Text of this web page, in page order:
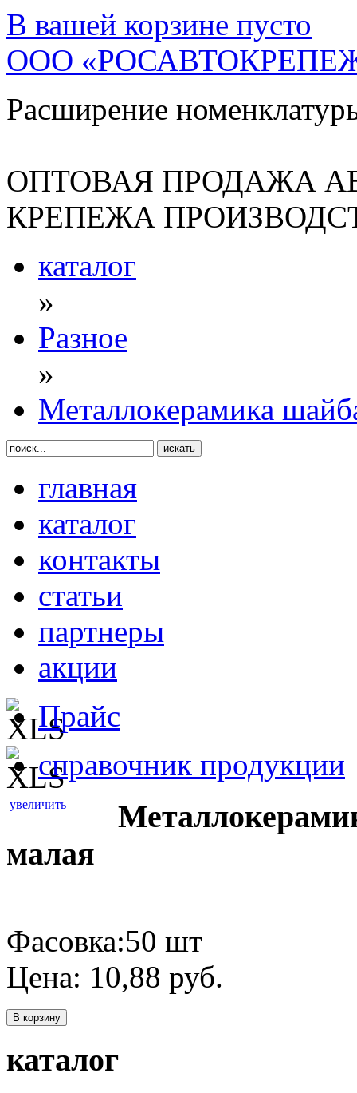
В вашей корзине пусто
ООО
Расширение
ОПТОВАЯ ПРОДАЖА
КРЕПЕЖА
каталог
»
Разное
»
Металлокерамика
главная
каталог
контакты
статьи
партнеры
акции
Прайс
справочник продукции
увеличить
малая
Фасовка:50 шт
Цена: 10,88 руб.
В корзину
каталог